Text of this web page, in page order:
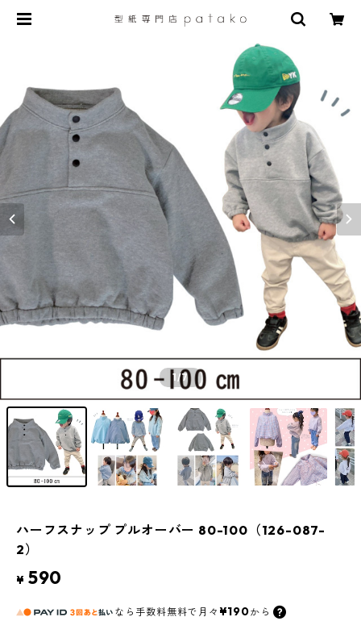
1/7
ハーフスナップ プルオーバー 80-100（126-087-
2）
¥ 590
なら 手数料無料で 月々 ¥190から